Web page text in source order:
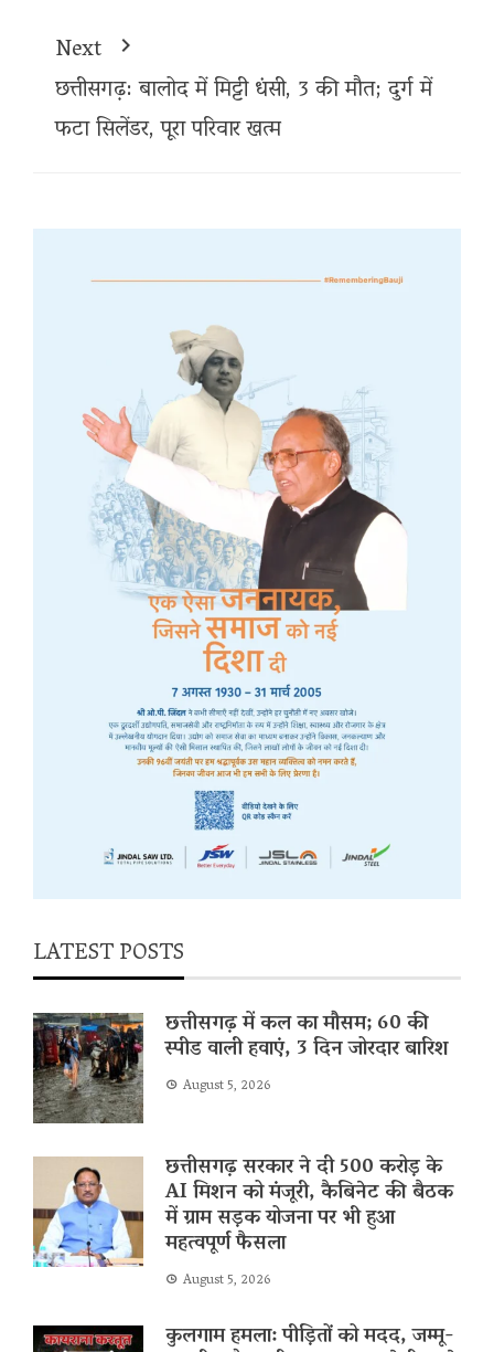
Next
छत्तीसगढ़: बालोद में मिट्टी धंसी, 3 की मौत; दुर्ग में
फटा सिलेंडर, पूरा परिवार खत्म
LATEST POSTS
छत्तीसगढ़ में कल का मौसम; 60 की
स्पीड वाली हवाएं, 3 दिन जोरदार बारिश
August 5, 2026
छत्तीसगढ़ सरकार ने दी 500 करोड़ के
AI मिशन को मंजूरी, कैबिनेट की बैठक
में ग्राम सड़क योजना पर भी हुआ
महत्वपूर्ण फैसला
August 5, 2026
कुलगाम हमला: पीड़ितों को मदद, जम्मू-